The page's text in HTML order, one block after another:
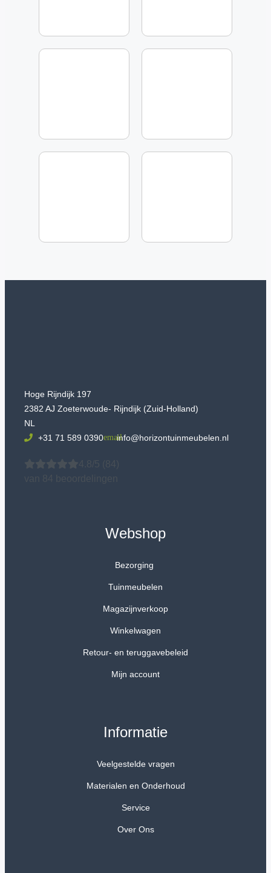
Hoge Rijndijk 197
2382 AJ Zoeterwoude- Rijndijk (Zuid-Holland)
NL
+31 71 589 0390
info@horizontuinmeubelen.nl
4.8/5
(84)
van 84 beoordelingen
Webshop
Bezorging
Tuinmeubelen
Magazijnverkoop
Winkelwagen
Retour- en teruggavebeleid
Mijn account
Informatie
Veelgestelde vragen
Materialen en Onderhoud
Service
Over Ons